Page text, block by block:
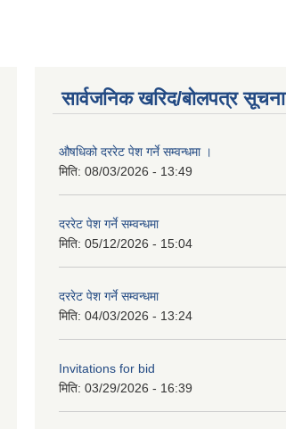
सार्वजनिक खरिद/बोलपत्र सूचना
औषधिको दररेट पेश गर्ने सम्वन्धमा ।
मिति: 08/03/2026 - 13:49
दररेट पेश गर्ने सम्वन्धमा
मिति: 05/12/2026 - 15:04
दररेट पेश गर्ने सम्वन्धमा
मिति: 04/03/2026 - 13:24
Invitations for bid
मिति: 03/29/2026 - 16:39